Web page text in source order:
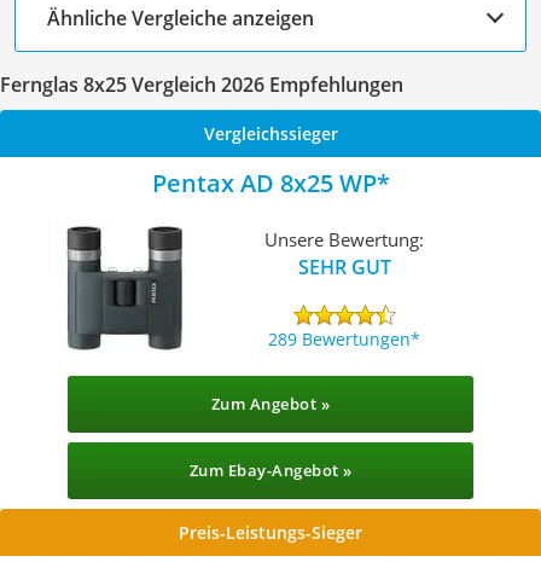
Ähnliche Vergleiche anzeigen
Fernglas 8x25 Vergleich 2026 Empfehlungen
Vergleichssieger
Pentax AD 8x25 WP
Unsere Bewertung:
SEHR GUT
289 Bewertungen
Zum Angebot »
Zum Ebay-Angebot »
Preis-Leistungs-Sieger